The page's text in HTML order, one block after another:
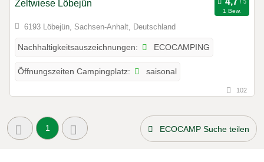
Zeltwiese Löbejün
1 Bew.
6193 Löbejün, Sachsen-Anhalt, Deutschland
Nachhaltigkeitsauszeichnungen: ECOCAMPING
Öffnungszeiten Campingplatz: saisonal
102
1 ECOCAMP Suche teilen